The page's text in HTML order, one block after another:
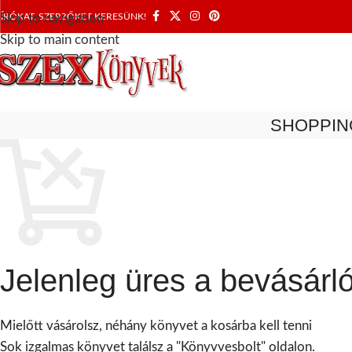
Skip to navigation
Skip to main content
ÍRÓKAT, SZERZŐKET KERESÜNK!
Jelenleg üres a
Mielőtt vásárolsz, néhány könyvet a kosárba kell tenni
Sok izgalmas könyvet találsz a "Könyvvesbolt" oldalon.